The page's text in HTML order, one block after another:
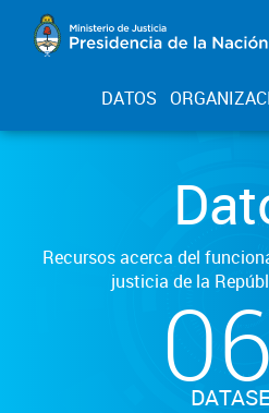
DATOS
Recursos acerca del
justicia de la